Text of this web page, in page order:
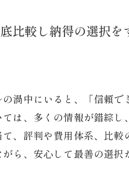
比較し納得の選択を
渦中にいると、「信頼
は、多くの情報が錯綜
、評判や費用体系、比
ら、安心して最善の選択